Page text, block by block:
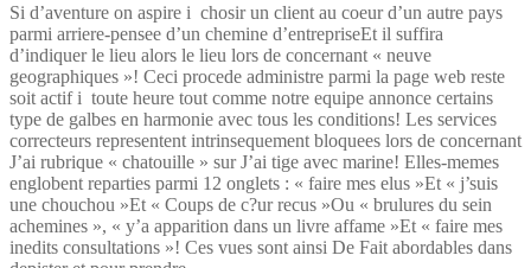
Si d’aventure on aspire i chosir un client au coeur d’un autre pays
parmi arriere-pensee d’un chemine d’entrepriseEt il suffira
d’indiquer le lieu alors le lieu lors de concernant « neuve
geographiques »! Ceci procede administre parmi la page web reste
soit actif i toute heure tout comme notre equipe annonce certains
type de galbes en harmonie avec tous les conditions! Les services
correcteurs representent intrinsequement bloquees lors de concernant
J’ai rubrique « chatouille » sur J’ai tige avec marine! Elles-memes
englobent reparties parmi 12 onglets : « faire mes elus »Et « j’suis
une chouchou »Et « Coups de c?ur recus »Ou « brulures du sein
achemines », « y’a apparition dans un livre affame »Et « faire mes
inedits consultations »! Ces vues sont ainsi De Fait abordables dans